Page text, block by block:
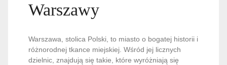
Warszawy
Warszawa, stolica Polski, to miasto o bogatej historii i
różnorodnej tkance miejskiej. Wśród jej licznych
dzielnic, znajdują się takie, które wyróżniają się